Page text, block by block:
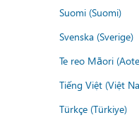
Suomi (Suomi)
Svenska (Sverige)
Te reo Māori
Tiếng Việt (Việt
Türkçe (Türkiye)